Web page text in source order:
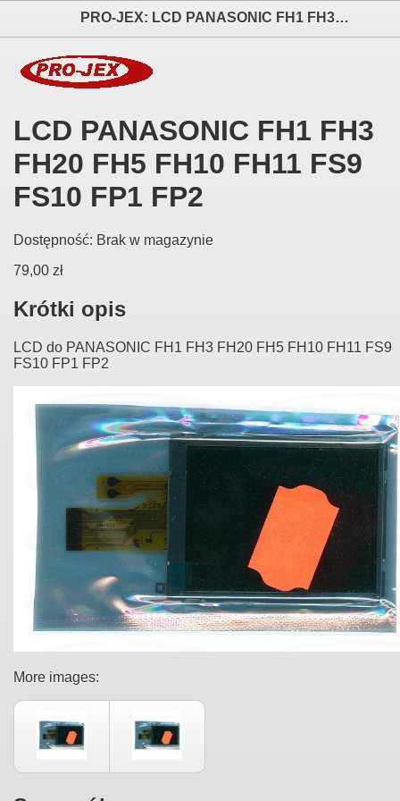
PRO-JEX: LCD PANASONIC FH1 FH3 FH20 FH5 FH10 FH11 FS9 FS10 FP1 FP2 elektronika i akcesoria aparatów fotograficznych
LCD PANASONIC FH1 FH3
FH20 FH5 FH10 FH11 FS9
FS10 FP1 FP2
Dostępność: Brak w magazynie
79,00 zł
Krótki opis
LCD do PANASONIC FH1 FH3 FH20 FH5 FH10 FH11 FS9
FS10 FP1 FP2
More images: